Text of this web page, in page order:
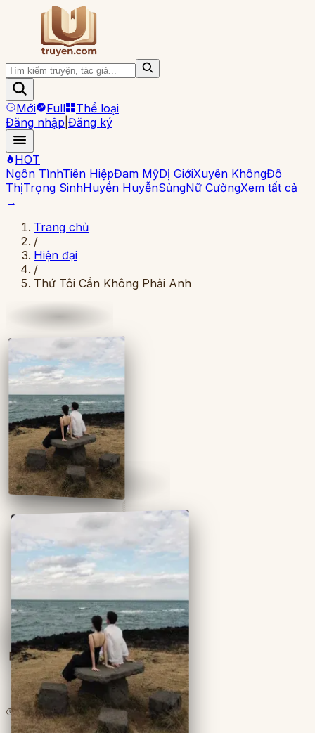
Mới Full
Thể loại
Đăng nhập Đăng ký
HOT
Ngôn TìnhTiên HiệpĐam MỹDị GiớiXuyên KhôngĐô
ThịTrọng SinhHuyền HuyễnSủngNữ CườngXem tất cả
→
Trang chủ
/
Hiện đại
/
Thứ Tôi Cần Không Phải Anh
Full
4lượt đọc· 5chương